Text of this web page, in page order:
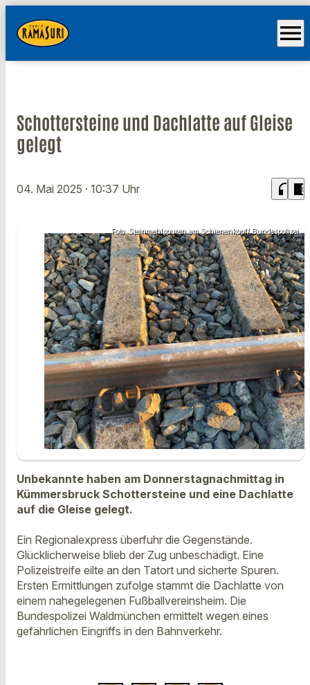
menu
Schottersteine und Dachlatte auf Gleise
gelegt
04. Mai 2025 · 10:37 Uhr headphones chrome_reader_mode
Foto: Steinmehlspuren am Schienenkopf/ Bundespolizei
Unbekannte haben am Donnerstagnachmittag in
Kümmersbruck Schottersteine und eine Dachlatte
auf die Gleise gelegt.
Ein Regionalexpress überfuhr die Gegenstände.
Glücklicherweise blieb der Zug unbeschädigt. Eine
Polizeistreife eilte an den Tatort und sicherte Spuren.
Ersten Ermittlungen zufolge stammt die Dachlatte von
einem nahegelegenen Fußballvereinsheim. Die
Bundespolizei Waldmünchen ermittelt wegen eines
gefährlichen Eingriffs in den Bahnverkehr.